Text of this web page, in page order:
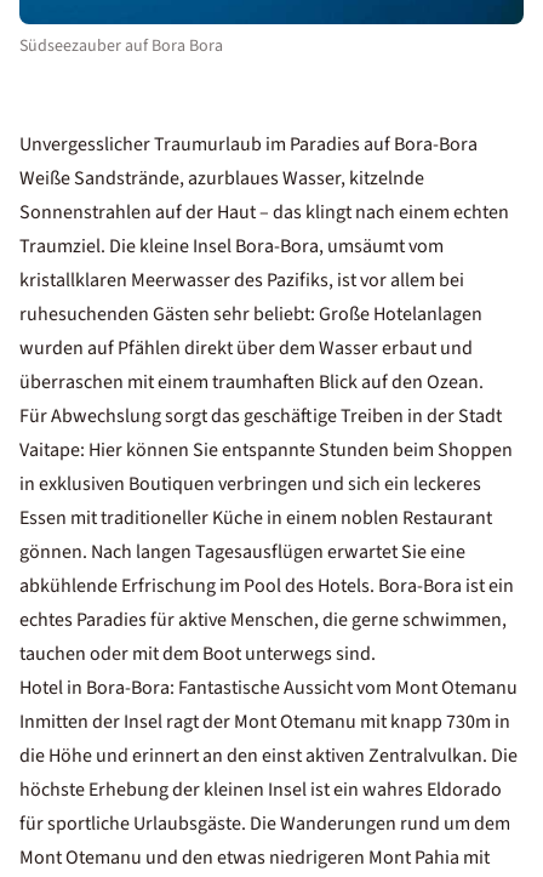
Südseezauber auf Bora Bora
Unvergesslicher Traumurlaub im Paradies auf Bora-Bora
Weiße Sandstrände, azurblaues Wasser, kitzelnde
Sonnenstrahlen auf der Haut – das klingt nach einem echten
Traumziel. Die kleine Insel Bora-Bora, umsäumt vom
kristallklaren Meerwasser des Pazifiks, ist vor allem bei
ruhesuchenden Gästen sehr beliebt: Große Hotelanlagen
wurden auf Pfählen direkt über dem Wasser erbaut und
überraschen mit einem traumhaften Blick auf den Ozean.
Für Abwechslung sorgt das geschäftige Treiben in der Stadt
Vaitape: Hier können Sie entspannte Stunden beim Shoppen
in exklusiven Boutiquen verbringen und sich ein leckeres
Essen mit traditioneller Küche in einem noblen Restaurant
gönnen. Nach langen Tagesausflügen erwartet Sie eine
abkühlende Erfrischung im Pool des Hotels. Bora-Bora ist ein
echtes Paradies für aktive Menschen, die gerne schwimmen,
tauchen oder mit dem Boot unterwegs sind.
Hotel in Bora-Bora: Fantastische Aussicht vom Mont Otemanu
Inmitten der Insel ragt der Mont Otemanu mit knapp 730m in
die Höhe und erinnert an den einst aktiven Zentralvulkan. Die
höchste Erhebung der kleinen Insel ist ein wahres Eldorado
für sportliche Urlaubsgäste. Die Wanderungen rund um dem
Mont Otemanu und den etwas niedrigeren Mont Pahia mit